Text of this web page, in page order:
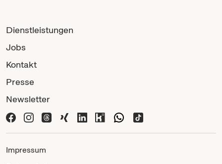
Dienstleistungen
Jobs
Kontakt
Presse
Newsletter
Impressum